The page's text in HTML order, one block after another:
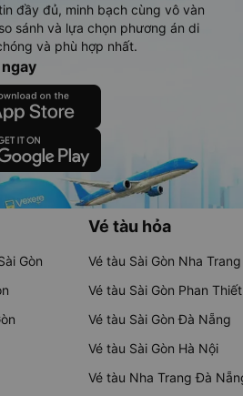
đầy đủ, minh bạch cùng vô vàn
sánh và lựa chọn phương án di
và phù hợp nhất.
Gòn
Vé tàu hỏa
Vé tàu Sài Gòn Nha Trang
Vé tàu Sài Gòn Phan Thiết
Vé tàu Sài Gòn Đà Nẵng
Vé tàu Sài Gòn Hà Nội
Vé tàu Nha Trang Đà